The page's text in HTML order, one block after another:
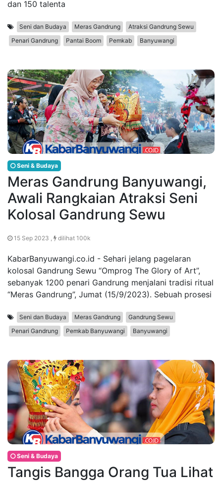
dan 150 talenta
Seni dan Budaya Meras Gandrung
Atraksi Gandrung Sewu
Penari Gandrung
Pantai Boom Pemkab Banyuwangi
Seni & Budaya
Meras Gandrung Banyuwangi,
Awali Rangkaian Atraksi Seni
Kolosal Gandrung Sewu
15 Sep 2023 , dilihat 100k
KabarBanyuwangi.co.id - Sehari jelang pagelaran
kolosal Gandrung Sewu “Omprog The Glory of Art”,
sebanyak 1200 penari Gandrung menjalani tradisi ritual
“Meras Gandrung”, Jumat (15/9/2023). Sebuah prosesi
Seni dan Budaya Meras Gandrung
Gandrung Sewu
Penari Gandrung
Pemkab Banyuwangi Banyuwangi
Seni & Budaya
Tangis Bangga Orang Tua Lihat